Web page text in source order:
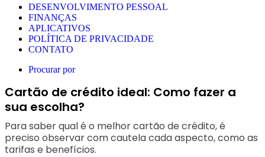
DESENVOLVIMENTO PESSOAL
FINANÇAS
APLICATIVOS
POLÍTICA DE PRIVACIDADE
CONTATO
Procurar por
Cartão de crédito ideal: Como fazer a
sua escolha?
Para saber qual é o melhor cartão de crédito, é
preciso observar com cautela cada aspecto, como as
tarifas e benefícios.